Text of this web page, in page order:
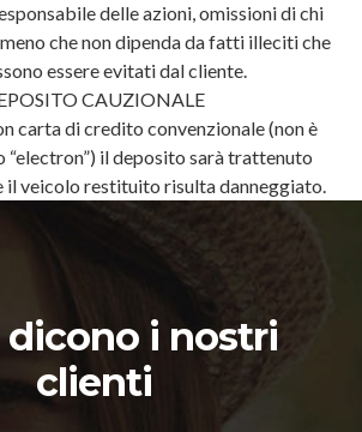
delle azioni, omissioni di chi
che non dipenda da fatti illeciti che
essere evitati dal cliente.
CAUZIONALE
carta di credito convenzionale (non è
il deposito sarà trattenuto
il veicolo restituito risulta danneggiato.
dicono i nostri
clienti